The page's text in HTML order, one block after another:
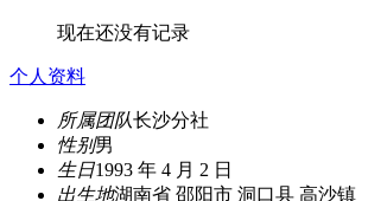
现在还没有记录
个人资料
所属团队长沙分社
性别男
生日1993 年 4 月 2 日
出生地湖南省 邵阳市 洞口县 高沙镇